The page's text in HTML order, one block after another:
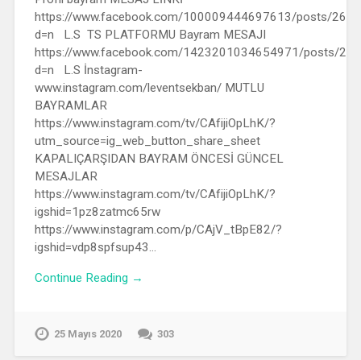
https://www.facebook.com/100009444697613/posts/
d=n L.S TS PLATFORMU Bayram MESAJI
https://www.facebook.com/1423201034654971/posts/
d=n L.S İnstagram-
www.instagram.com/leventsekban/ MUTLU
BAYRAMLAR
https://www.instagram.com/tv/CAfijiOpLhK/?
utm_source=ig_web_button_share_sheet
KAPALIÇARŞIDAN BAYRAM ÖNCESİ GÜNCEL
MESAJLAR
https://www.instagram.com/tv/CAfijiOpLhK/?
igshid=1pz8zatmc65rw
https://www.instagram.com/p/CAjV_tBpE82/?
igshid=vdp8spfsup43…
Continue Reading →
25 Mayıs 2020 303